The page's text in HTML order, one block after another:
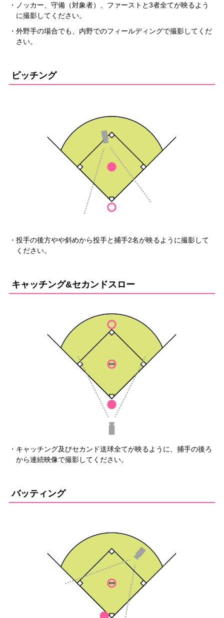
・ノッカー、守備（対象者）、ファーストと3者全てが映るよう
に撮影してください。
・外野手の場合でも、内野でのフィールディングで撮影してくだ
さい。
ピッチング
・投手の後方やや斜めから投手と捕手2名が映るように撮影して
ください。
キャッチング&セカンドスロー
・キャッチング及びセカンド送球全てが映るように、捕手の後ろ
から連続映像で撮影してください。
バッティング